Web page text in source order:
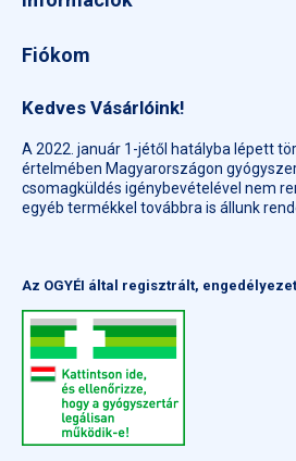
Fiókom
Kedves Vásárlóink!
A 2022. január 1-jétől hatályba lépett
értelmében Magyarországon
csomagküldés igénybevételével nem
egyéb termékkel továbbra is állunk
Az OGYÉI által regisztrált,